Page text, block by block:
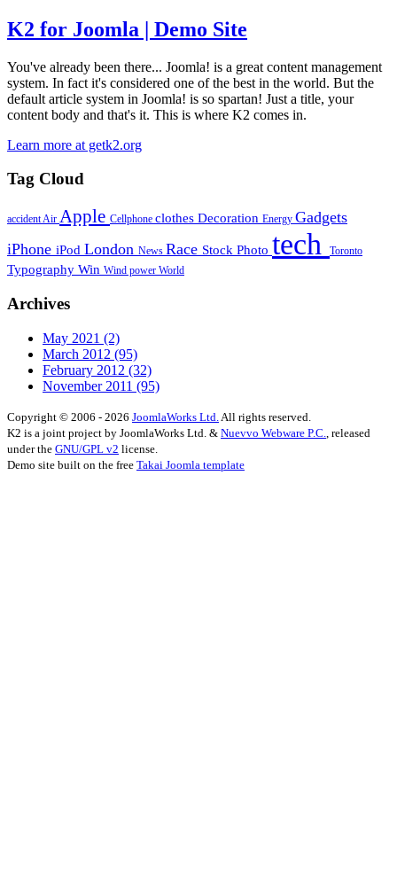
K2 for Joomla | Demo Site
You've already been there... Joomla! is a great content management
system. In fact it's considered one of the best in the world. But the
default article system in Joomla! is so spartan! Just a title, your
content body and that's it. This is where K2 comes in.
Learn more at getk2.org
Tag Cloud
accidentAir Apple Cellphone clothes Decoration Energy Gadgets
iPhone iPod London News Race Stock Photo tech Toronto
Typography Win Wind power World
Archives
May 2021 (2)
March 2012 (95)
February 2012 (32)
November 2011 (95)
Copyright © 2006 - 2026 JoomlaWorks Ltd. All rights reserved.
K2 is a joint project by JoomlaWorks Ltd. & Nuevvo Webware P.C.
, released
under the GNU/GPL v2 license.
Demo site built on the free Takai Joomla template